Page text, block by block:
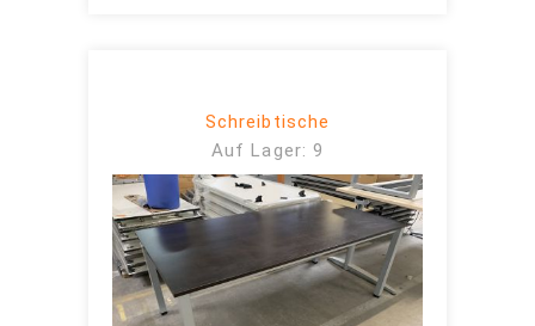
Schreibtische
Auf Lager: 9